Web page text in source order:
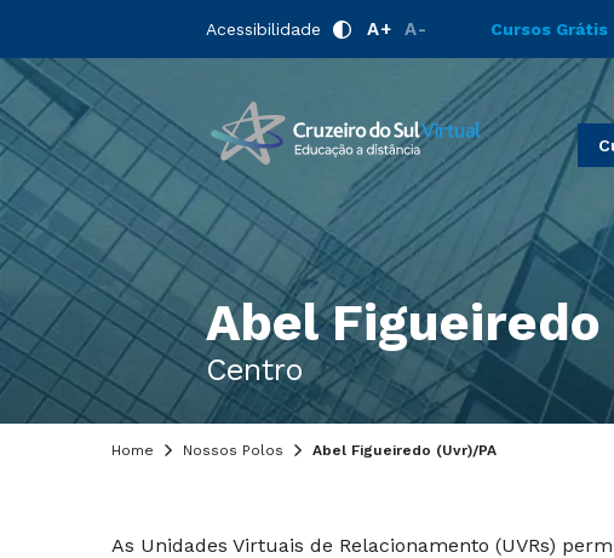
Acessibilidade A+ A- Cursos Grátis
Abel
Centro
Home Nossos Polos Abel Figueiredo (Uvr)/PA
As Unidades Virtuais de Relacionamento (UVRs)